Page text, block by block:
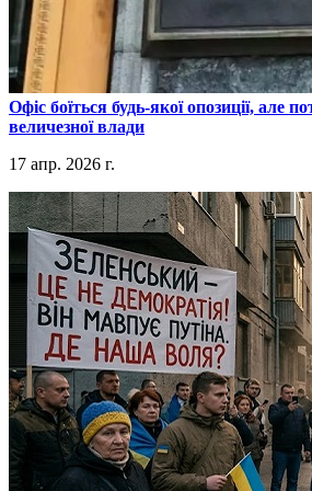
​Офіс боїться будь-якої опозиції, але
величезної влади
17 апр. 2026 г.